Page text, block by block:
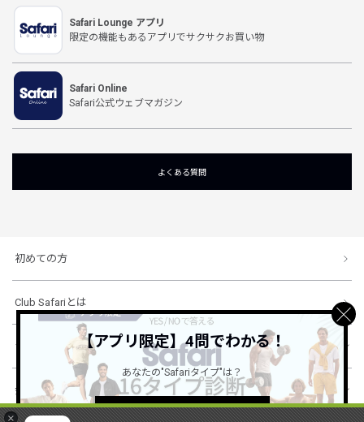
×
Safari Lounge アプリ
限定の機能もあるアプリでサクサクお買い物
Safari Online
Safari公式ウェブマガジン
よくある質問
初めての方
Club Safariとは
ショッピングガイド
会社概要・規約
【アプリ限定】4問でわかる！
あなたの"Safariタイプ"は？
詳しくはこちら ＞